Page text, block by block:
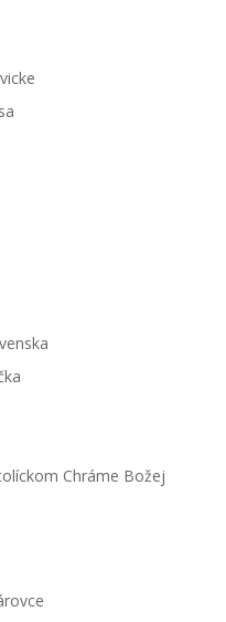
Chráme Božej